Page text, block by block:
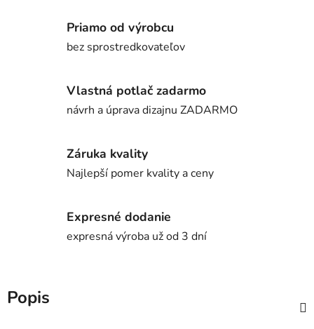
Priamo od výrobcu
bez sprostredkovateľov
Vlastná potlač zadarmo
návrh a úprava dizajnu ZADARMO
Záruka kvality
Najlepší pomer kvality a ceny
Expresné dodanie
expresná výroba už od 3 dní
Popis